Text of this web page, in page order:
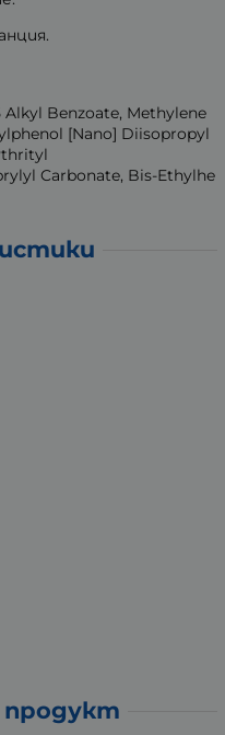
Alkyl Benzoate, Methylene
[Nano] Diisopropyl
Carbonate, Bis-Ethylhe